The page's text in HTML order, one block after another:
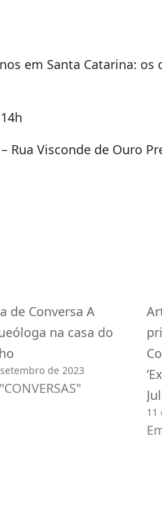
em Santa Catarina: os
Rua Visconde de Ouro
de Conversa A
na casa do
de 2023
11